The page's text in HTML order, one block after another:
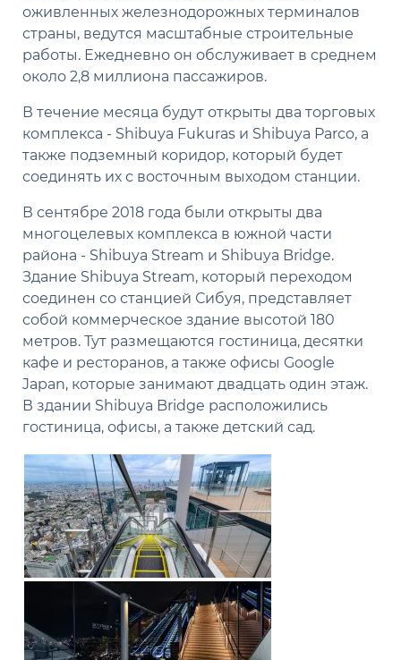
оживленных железнодорожных терминалов
страны, ведутся масштабные строительные
работы. Ежедневно он обслуживает в среднем
около 2,8 миллиона пассажиров.
В течение месяца будут открыты два торговых
комплекса - Shibuya Fukuras и Shibuya Parco, а
также подземный коридор, который будет
соединять их с восточным выходом станции.
В сентябре 2018 года были открыты два
многоцелевых комплекса в южной части
района - Shibuya Stream и Shibuya Bridge.
Здание Shibuya Stream, который переходом
соединен со станцией Сибуя, представляет
собой коммерческое здание высотой 180
метров. Тут размещаются гостиница, десятки
кафе и ресторанов, а также офисы Google
Japan, которые занимают двадцать один этаж.
В здании Shibuya Bridge расположились
гостиница, офисы, а также детский сад.